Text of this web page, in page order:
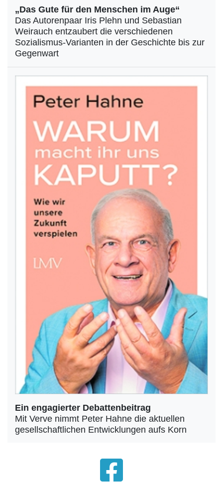
„Das Gute für den Menschen im Auge“
Das Autorenpaar Iris Plehn und Sebastian
Weirauch entzaubert die verschiedenen
Sozialismus-Varianten in der Geschichte bis zur
Gegenwart
Ein engagierter Debattenbeitrag
Mit Verve nimmt Peter Hahne die aktuellen
gesellschaftlichen Entwicklungen aufs Korn